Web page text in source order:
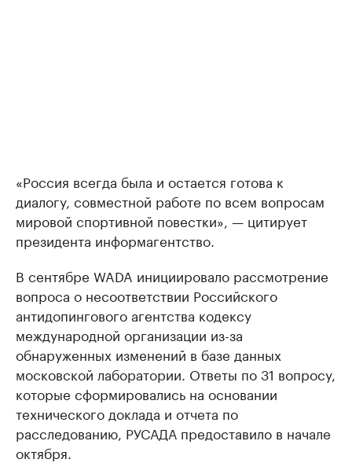
«Россия всегда была и остается готова к
диалогу, совместной работе по всем вопросам
мировой спортивной повестки», — цитирует
президента информагентство.
В сентябре WADA инициировало рассмотрение
вопроса о несоответствии Российского
антидопингового агентства кодексу
международной организации из-за
обнаруженных изменений в базе данных
московской лаборатории. Ответы по 31 вопросу,
которые сформировались на основании
технического доклада и отчета по
расследованию, РУСАДА предоставило в начале
октября.